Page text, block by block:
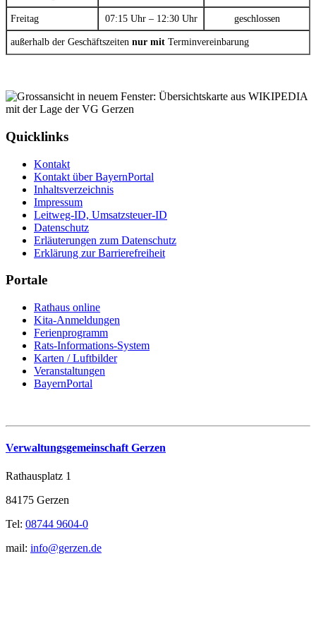
Freitag 07:15 Uhr – 12:30 Uhr geschlossen
außerhalb der Geschäftszeiten nur mit Terminvereinbarung
Quicklinks
Kontakt
Kontakt über BayernPortal
Inhaltsverzeichnis
Impressum
Leitweg-ID, Umsatzsteuer-ID
Datenschutz
Erläuterungen zum Datenschutz
Erklärung zur Barrierefreiheit
Portale
Rathaus online
Kita-Anmeldungen
Ferienprogramm
Rats-Informations-System
Karten / Luftbilder
Veranstaltungen
BayernPortal
Verwaltungsgemeinschaft Gerzen
Rathausplatz 1
84175 Gerzen
Tel: 08744 9604-0
mail: info@gerzen.de